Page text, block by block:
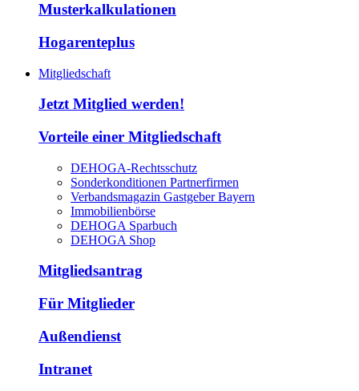
Musterkalkulationen
Hogarenteplus
Mitgliedschaft
Jetzt Mitglied werden!
Vorteile einer Mitgliedschaft
DEHOGA-Rechtsschutz
Sonderkonditionen Partnerfirmen
Verbandsmagazin Gastgeber Bayern
Immobilienbörse
DEHOGA Sparbuch
DEHOGA Shop
Mitgliedsantrag
Für Mitglieder
Außendienst
Intranet